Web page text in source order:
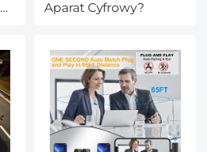
Aparat Cyfrowy?